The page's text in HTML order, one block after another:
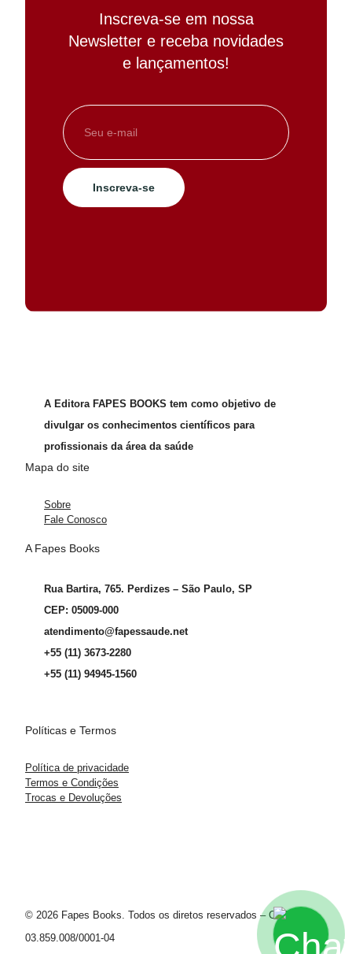
Inscreva-se em nossa
Newsletter e receba novidades
e lançamentos!
Inscreva-se
A Editora FAPES BOOKS tem como objetivo de
divulgar os conhecimentos científicos para
profissionais da área da saúde
Mapa do site
Sobre
Fale Conosco
A Fapes Books
Rua Bartira, 765. Perdizes – São Paulo, SP
CEP: 05009-000
atendimento@fapessaude.net
+55 (11) 3673-2280
+55 (11) 94945-1560
Políticas e Termos
Política de privacidade
Termos e Condições
Trocas e Devoluções
© 2026 Fapes Books. Todos os diretos reservados – CNPJ
03.859.008/0001-04